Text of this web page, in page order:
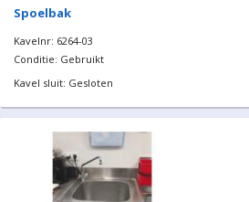
Spoelbak
Kavelnr: 6264-03
Conditie: Gebruikt
Kavel sluit: Gesloten